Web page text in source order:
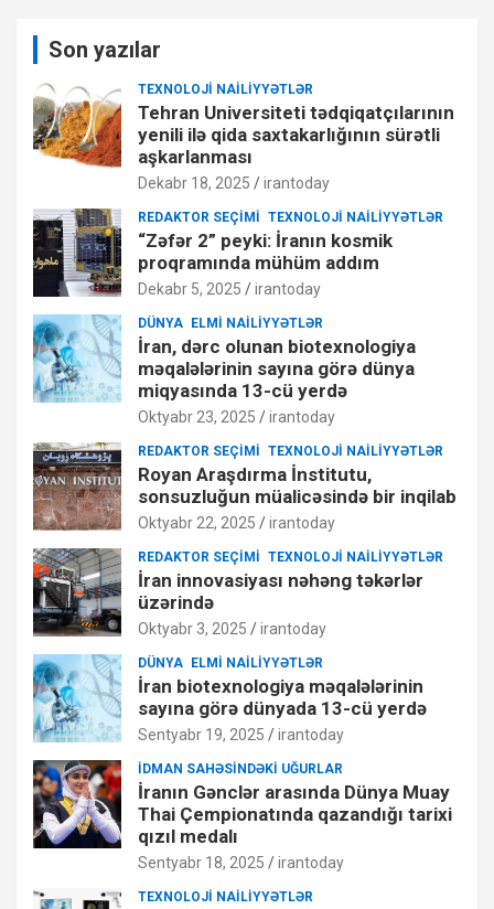
Son yazılar
TEXNOLOJI NAILIYYƏTLƏR
Tehran Universiteti tədqiqatçılarının
yenili ilə qida saxtakarlığının sürətli
aşkarlanması
Dekabr 18, 2025 irantoday
REDAKTOR SEÇIMI TEXNOLOJI NAILIYYƏTLƏR
“Zəfər 2” peyki: İranın kosmik
proqramında mühüm addım
Dekabr 5, 2025 irantoday
DÜNYA ELMI NAILIYYƏTLƏR
İran, dərc olunan biotexnologiya
məqalələrinin sayına görə dünya
miqyasında 13-cü yerdə
Oktyabr 23, 2025 irantoday
REDAKTOR SEÇIMI TEXNOLOJI NAILIYYƏTLƏR
Royan Araşdırma İnstitutu,
sonsuzluğun müalicəsində bir inqilab
Oktyabr 22, 2025 irantoday
REDAKTOR SEÇIMI TEXNOLOJI NAILIYYƏTLƏR
İran innovasiyası nəhəng təkərlər
üzərində
Oktyabr 3, 2025 irantoday
DÜNYA ELMI NAILIYYƏTLƏR
İran biotexnologiya məqalələrinin
sayına görə dünyada 13-cü yerdə
Sentyabr 19, 2025 irantoday
İDMAN SAHƏSINDƏKI UĞURLAR
İranın Gənclər arasında Dünya Muay
Thai Çempionatında qazandığı tarixi
qızıl medalı
Sentyabr 18, 2025 irantoday
TEXNOLOJI NAILIYYƏTLƏR